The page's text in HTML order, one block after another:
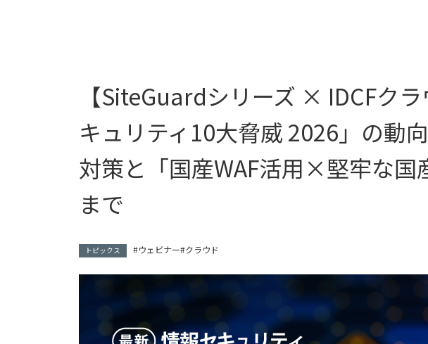
【SiteGuardシリーズ × IDCFク
キュリティ10大脅威 2026」の動
対策と「国産WAF活用×堅牢な国
まで
トピックス ウェビナー クラウド